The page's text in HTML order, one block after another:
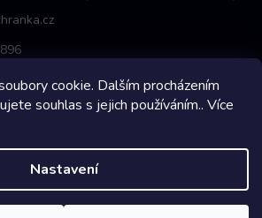
cookie. Dalším procházením
souhlas s jejich používáním.. Více
Nastavení
www.fb.co
Záchranka. Všechna práva vyhrazena.